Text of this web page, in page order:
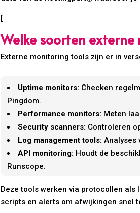
[
Welke soorten
Externe monitoring tools zijn er in
Uptime monitors: Checken
Pingdom.
Performance monitors: Meten
Security scanners: Controleren
Log management tools: Analyses
API monitoring: Houdt de
Runscope.
Deze tools werken via protocollen als
scripts en alerts om afwijkingen snel